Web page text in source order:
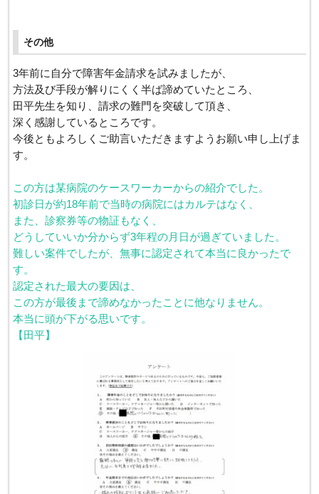
その他
3年前に自分で障害年金請求を試みましたが、
方法及び手段が解りにくく半ば諦めていたところ、
田平先生を知り、請求の難門を突破して頂き、
深く感謝しているところです。
今後ともよろしくご助言いただきますようお願い申し上げま
す。
この方は某病院のケースワーカーからの紹介でした。
初診日が約18年前で当時の病院にはカルテはなく、
また、診察券等の物証もなく、
どうしていいか分からず3年程の月日が過ぎていました。
難しい案件でしたが、無事に認定されて本当に良かったで
す。
認定された最大の要因は、
この方が最後まで諦めなかったことに他なりません。
本当に頭が下がる思いです。
【田平】